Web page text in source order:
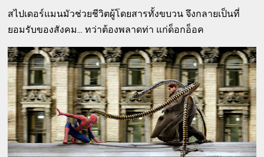
สไปเดอร์แมนมัวช่วยชีวิตผู้โดยสารทั้งขบวน จึงกลายเป็นที่
ยอมรับของสังคม... ทว่าต้องพลาดท่า แก่ด็อกอ็อค